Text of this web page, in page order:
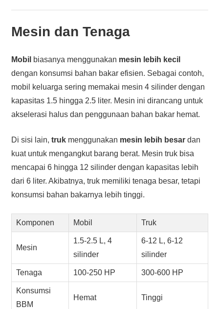
Mesin dan Tenaga
Mobil biasanya menggunakan mesin lebih kecil
dengan konsumsi bahan bakar efisien. Sebagai contoh,
mobil keluarga sering memakai mesin 4 silinder dengan
kapasitas 1.5 hingga 2.5 liter. Mesin ini dirancang untuk
akselerasi halus dan penggunaan bahan bakar hemat.
Di sisi lain, trukmenggunakan mesin lebih besardan
kuat untuk mengangkut barang berat. Mesin truk bisa
mencapai 6 hingga 12 silinder dengan kapasitas lebih
dari 6 liter. Akibatnya, truk memiliki tenaga besar, tetapi
konsumsi bahan bakarnya lebih tinggi.
Komponen Mobil Truk
Mesin
1.5-2.5 L, 4
silinder
6-12 L, 6-12
silinder
Tenaga 100-250 HP 300-600 HP
Konsumsi
BBM
Hemat Tinggi